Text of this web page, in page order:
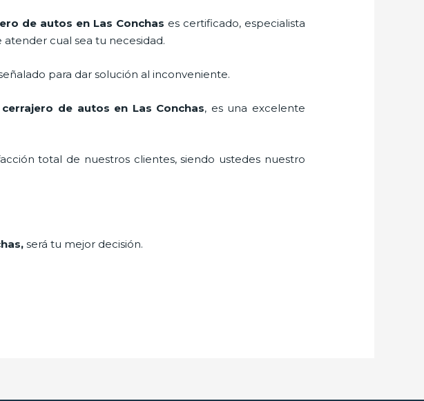
de autos en Las Conchas es certificado, especialista
cual sea tu necesidad.
para dar solución al inconveniente.
cerrajero de autos en Las Conchas, es una excelente
total de nuestros clientes, siendo ustedes nuestro
,será tu mejor decisión.